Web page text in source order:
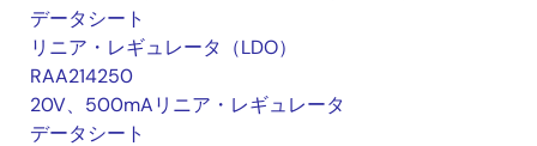
データシート
リニア・レギュレータ（LDO）
RAA214250
20V、500mAリニア・レギュレータ
データシート